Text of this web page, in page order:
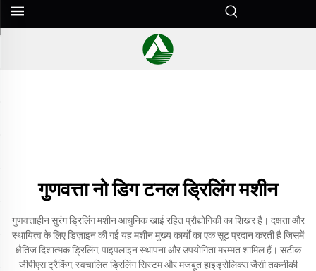
गुणवत्ता नो डिग टनल ड्रिलिंग मशीन
गुणवत्ताहीन सुरंग ड्रिलिंग मशीन आधुनिक खाई रहित प्रौद्योगिकी का शिखर है। दक्षता और
स्थायित्व के लिए डिज़ाइन की गई यह मशीन मुख्य कार्यों का एक सूट प्रदान करती है जिसमें
क्षैतिज दिशात्मक ड्रिलिंग, पाइपलाइन स्थापना और उपयोगिता मरम्मत शामिल हैं। सटीक
जीपीएस ट्रैकिंग, स्वचालित ड्रिलिंग सिस्टम और मजबूत हाइड्रोलिक्स जैसी तकनीकी